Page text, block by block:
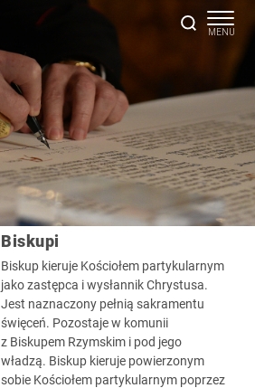
Biskupi
Biskup kieruje Kościołem partykularnym
jako zastępca i wysłannik Chrystusa.
Jest naznaczony pełnią sakramentu
święceń. Pozostaje w komunii
z Biskupem Rzymskim i pod jego
władzą. Biskup kieruje powierzonym
sobie Kościołem partykularnym poprzez